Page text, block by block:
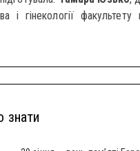
і гінекології факультету
знати